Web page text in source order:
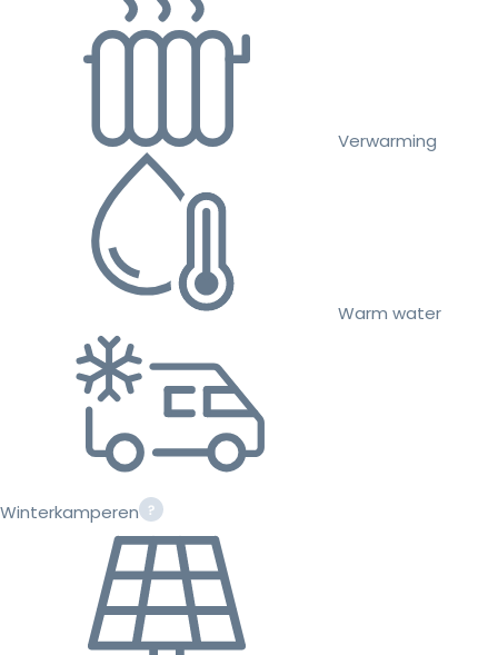
Verwarming
Warm water
Winterkamperen